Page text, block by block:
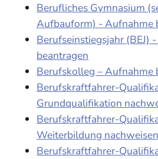
Berufliches Gymnasium
Aufbauform) - Aufnahme
Berufseinstiegsjahr (BEJ)
beantragen
Berufskolleg – Aufnahme
Berufskraftfahrer-
Grundqualifikation
Berufskraftfahrer-
Weiterbildung nachweisen
Berufskraftfahrer-